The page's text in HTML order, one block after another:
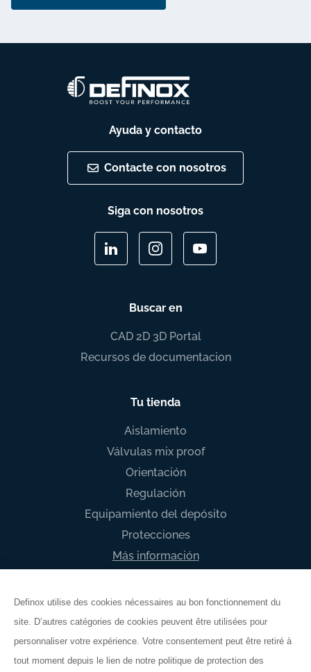
Ayuda y contacto
Contacte con nosotros
Siga con nosotros
Buscar en
CAD 2D 3D Portal
Recursos de documentacion
Tu tienda
Aislamiento
Válvulas mix proof
Orientación
Regulación
Equipamiento del depósito
Protecciones
Más información
Definox utilise des cookies nécessaires au bon fonctionnement du
site. D’autres catégories de cookies peuvent être utilisées pour
personnaliser votre expérience. Votre consentement peut être retiré à
tout moment depuis le lien de notre politique de protection des